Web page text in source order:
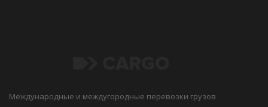
Международные и междугородные перевозки грузов